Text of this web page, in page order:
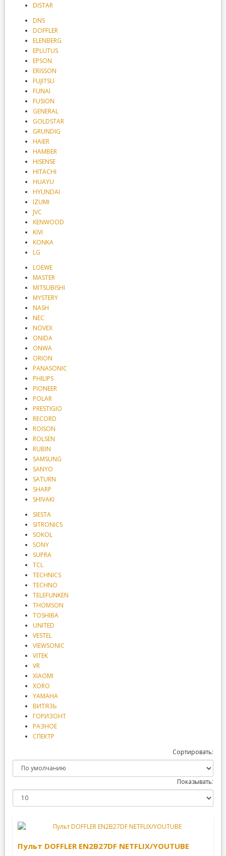
DISTAR
DNS
DOFFLER
ELENBERG
EPLUTUS
EPSON
ERISSON
FUJITSU
FUNAI
FUSION
GENERAL
GOLDSTAR
GRUNDIG
HAIER
HAMBER
HISENSE
HITACHI
HUAYU
HYUNDAI
IZUMI
JVC
KENWOOD
KIVI
KONKA
LG
LOEWE
MASTER
MITSUBISHI
MYSTERY
NASH
NEC
NOVEX
ONIDA
ONWA
ORION
PANASONIC
PHILIPS
PIONEER
POLAR
PRESTIGIO
RECORD
ROISON
ROLSEN
RUBIN
SAMSUNG
SANYO
SATURN
SHARP
SHIVAKI
SIESTA
SITRONICS
SOKOL
SONY
SUPRA
TCL
TECHNICS
TECHNO
TELEFUNKEN
THOMSON
TOSHIBA
UNITED
VESTEL
VIEWSONIC
VITEK
VR
XIAOMI
XORO
YAMAHA
ВИТЯЗЬ
ГОРИЗОНТ
РАЗНОЕ
СПЕКТР
Сортировать:
Показывать:
Пульт DOFFLER EN2B27DF NETFLIX/YOUTUBE